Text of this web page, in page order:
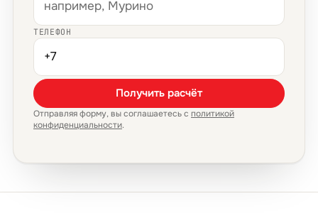
ТЕЛЕФОН
Получить расчёт
Отправляя форму, вы соглашаетесь с политикой
конфиденциальности.